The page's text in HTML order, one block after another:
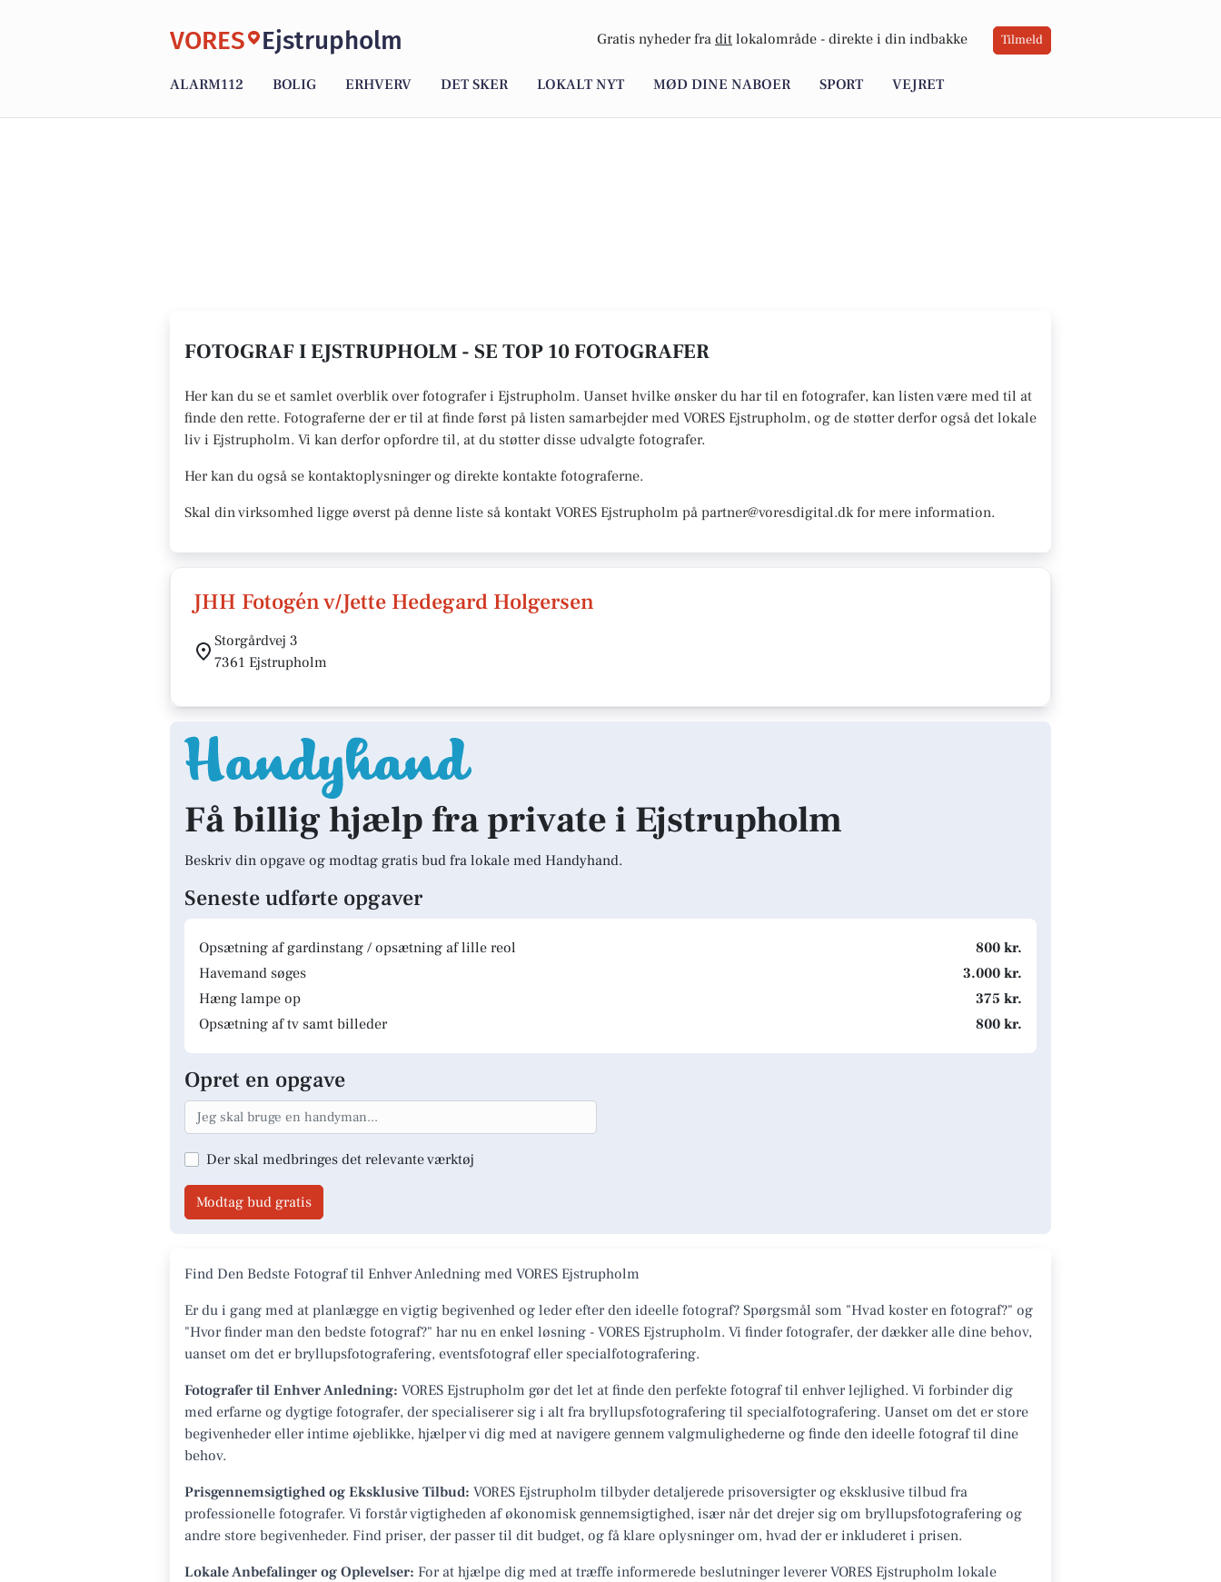
VORES Ejstrupholm Gratis nyheder fra dit lokalområde - direkte i din indbakke Tilmeld
ALARM112 BOLIG ERHVERV DET SKER LOKALT NYT MØD DINE NABOER SPORT VEJRET
FOTOGRAF I EJSTRUPHOLM - SE TOP 10 FOTOGRAFER
Her kan du se et samlet overblik over fotografer i Ejstrupholm. Uanset hvilke ønsker du har til en fotografer, kan listen være med til at
finde den rette. Fotograferne der er til at finde først på listen samarbejder med VORES Ejstrupholm, og de støtter derfor også det lokale
liv i Ejstrupholm. Vi kan derfor opfordre til, at du støtter disse udvalgte fotografer.
Her kan du også se kontaktoplysninger og direkte kontakte fotograferne.
Skal din virksomhed ligge øverst på denne liste så kontakt VORES Ejstrupholm på partner@voresdigital.dk for mere information.
JHH Fotogén v/Jette Hedegard Holgersen
Storgårdvej 3
7361 Ejstrupholm
Få billig hjælp fra private i Ejstrupholm
Beskriv din opgave og modtag gratis bud fra lokale med Handyhand.
Seneste udførte opgaver
Opsætning af gardinstang / opsætning af lille reol
800 kr.
Havemand søges
3.000 kr.
Hæng lampe op
375 kr.
Opsætning af tv samt billeder
800 kr.
Opret en opgave
Der skal medbringes det relevante værktøj
Modtag bud gratis
Find Den Bedste Fotograf til Enhver Anledning med VORES Ejstrupholm
Er du i gang med at planlægge en vigtig begivenhed og leder efter den ideelle fotograf? Spørgsmål som "Hvad koster en fotograf?" og
"Hvor finder man den bedste fotograf?" har nu en enkel løsning - VORES Ejstrupholm. Vi finder fotografer, der dækker alle dine behov,
uanset om det er bryllupsfotografering, eventsfotograf eller specialfotografering.
Fotografer til Enhver Anledning: VORES Ejstrupholm gør det let at finde den perfekte fotograf til enhver lejlighed. Vi forbinder dig
med erfarne og dygtige fotografer, der specialiserer sig i alt fra bryllupsfotografering til specialfotografering. Uanset om det er store
begivenheder eller intime øjeblikke, hjælper vi dig med at navigere gennem valgmulighederne og finde den ideelle fotograf til dine
behov.
Prisgennemsigtighed og Eksklusive Tilbud: VORES Ejstrupholm tilbyder detaljerede prisoversigter og eksklusive tilbud fra
professionelle fotografer. Vi forstår vigtigheden af økonomisk gennemsigtighed, især når det drejer sig om bryllupsfotografering og
andre store begivenheder. Find priser, der passer til dit budget, og få klare oplysninger om, hvad der er inkluderet i prisen.
Lokale Anbefalinger og Oplevelser: For at hjælpe dig med at træffe informerede beslutninger leverer VORES Ejstrupholm lokale